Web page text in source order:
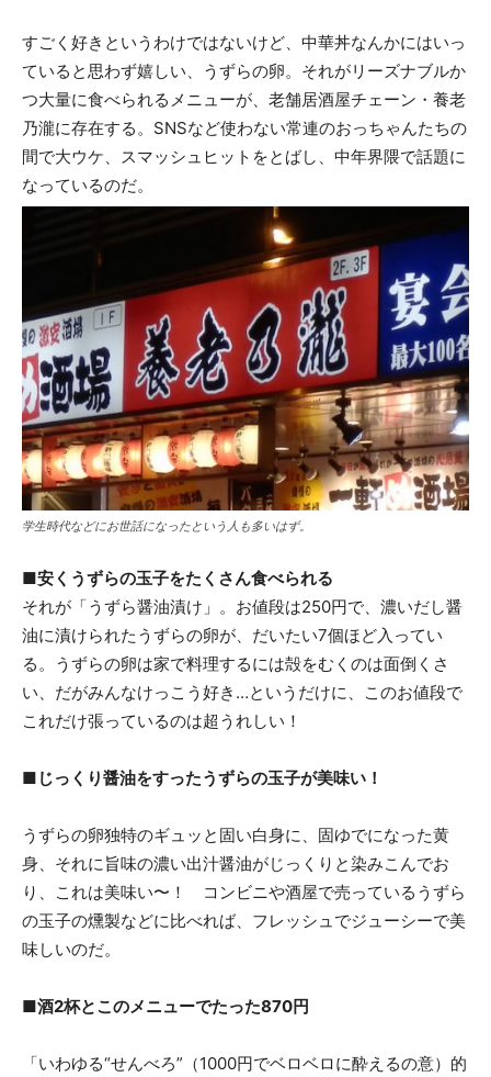
すごく好きというわけではないけど、中華丼なんかにはいっ
ていると思わず嬉しい、うずらの卵。それがリーズナブルか
つ大量に食べられるメニューが、老舗居酒屋チェーン・養老
乃瀧に存在する。SNSなど使わない常連のおっちゃんたちの
間で大ウケ、スマッシュヒットをとばし、中年界隈で話題に
なっているのだ。
学生時代などにお世話になったという人も多いはず。
■安くうずらの玉子をたくさん食べられる
それが「うずら醤油漬け」。お値段は250円で、濃いだし醤
油に漬けられたうずらの卵が、だいたい7個ほど入ってい
る。うずらの卵は家で料理するには殻をむくのは面倒くさ
い、だがみんなけっこう好き…というだけに、このお値段で
これだけ張っているのは超うれしい！
■じっくり醤油をすったうずらの玉子が美味い！
うずらの卵独特のギュッと固い白身に、固ゆでになった黄
身、それに旨味の濃い出汁醤油がじっくりと染みこんでお
り、これは美味い〜！ コンビニや酒屋で売っているうずら
の玉子の燻製などに比べれば、フレッシュでジューシーで美
味しいのだ。
■酒2杯とこのメニューでたった870円
「いわゆる“せんべろ”（1000円でベロベロに酔えるの意）的